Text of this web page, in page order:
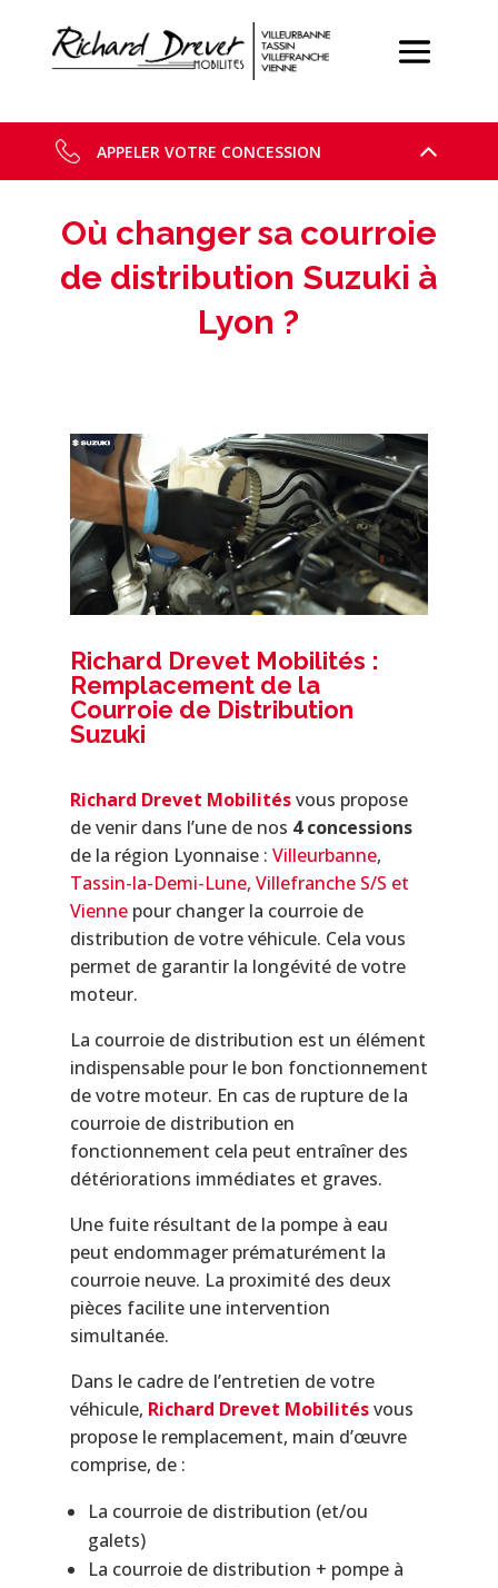
APPELER VOTRE CONCESSION
Où changer sa courroie
de distribution Suzuki à
Lyon ?
Richard Drevet Mobilités :
Remplacement de la
Courroie de Distribution
Suzuki
Richard Drevet Mobilitésvous propose
de venir dans l’une de nos 4 concessions
de la région Lyonnaise : Villeurbanne,
Tassin-la-Demi-Lune, Villefranche S/S et
Vienne pour changer la courroie de
distribution de votre véhicule. Cela vous
permet de garantir la longévité de votre
moteur.
La courroie de distribution est un élément
indispensable pour le bon fonctionnement
de votre moteur. En cas de rupture de la
courroie de distribution en
fonctionnement cela peut entraîner des
détériorations immédiates et graves.
Une fuite résultant de la pompe à eau
peut endommager prématurément la
courroie neuve. La proximité des deux
pièces facilite une intervention
simultanée.
Dans le cadre de l’entretien de votre
véhicule, Richard Drevet Mobilitésvous
propose le remplacement, main d’œuvre
comprise, de :
La courroie de distribution (et/ou
galets)
La courroie de distribution + pompe à